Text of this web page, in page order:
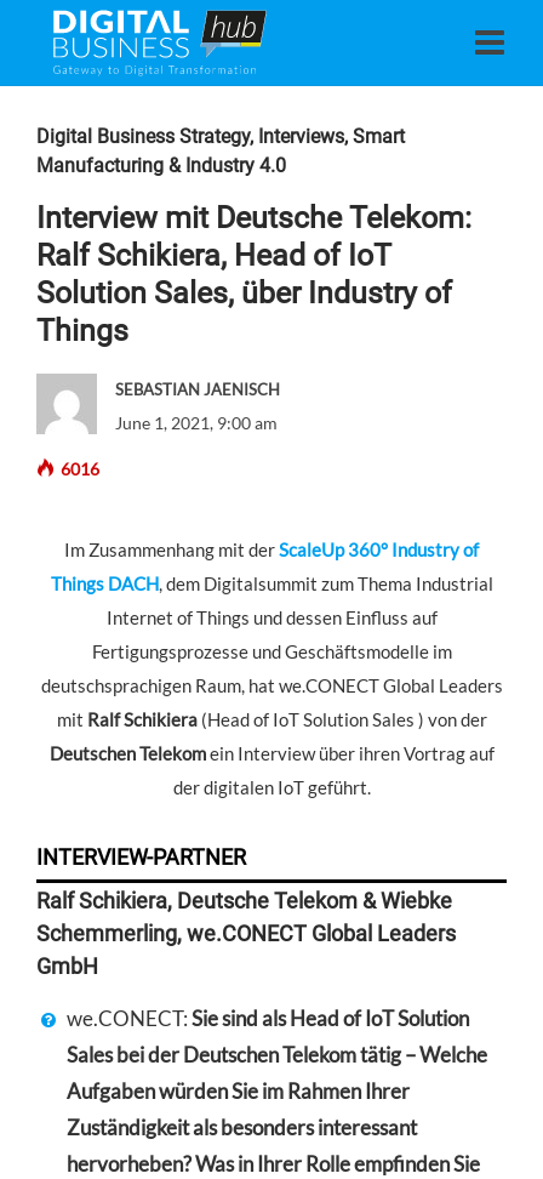
Digital Business Strategy, Interviews, Smart
Manufacturing & Industry 4.0
Interview mit Deutsche Telekom:
Ralf Schikiera, Head of IoT
Solution Sales, über Industry of
Things
SEBASTIAN JAENISCH
June 1, 2021, 9:00 am
6016
Im Zusammenhang mit derScaleUp 360° Industry of
Things DACH, dem Digitalsummit zum Thema Industrial
Internet of Things und dessen Einfluss auf
Fertigungsprozesse und Geschäftsmodelle im
deutschsprachigen Raum, hat we.CONECT Global Leaders
mit Ralf Schikiera(Head of IoT Solution Sales ) von der
Deutschen Telekomein Interview über ihren Vortrag auf
der digitalen IoT geführt.
INTERVIEW-PARTNER
Ralf Schikiera, Deutsche Telekom & Wiebke
Schemmerling, we.CONECT Global Leaders
GmbH
we.CONECT:Sie sind als Head of IoT Solution
Sales bei der Deutschen Telekom tätig – Welche
Aufgaben würden Sie im Rahmen Ihrer
Zuständigkeit als besonders interessant
hervorheben? Was in Ihrer Rolle empfinden Sie